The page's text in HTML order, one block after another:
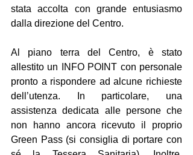
stata accolta con grande entusiasmo
dalla direzione del Centro.
Al piano terra del Centro, è stato
allestito un INFO POINT con personale
pronto a rispondere ad alcune richieste
dell’utenza. In particolare, una
assistenza dedicata alle persone che
non hanno ancora ricevuto il proprio
Green Pass (si consiglia di portare con